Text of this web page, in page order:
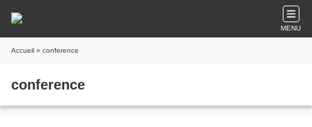
MENU
Accueil » conference
conference